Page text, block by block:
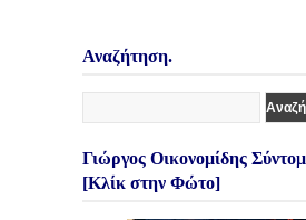
Αναζήτηση.
Γιώργος Οικονομίδης
[Κλίκ στην Φώτο]